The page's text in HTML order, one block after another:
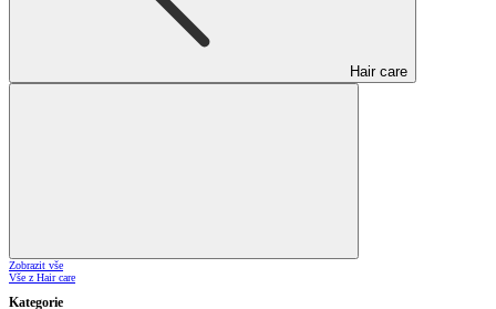
Hair care
Zobrazit vše
Vše z Hair care
Kategorie